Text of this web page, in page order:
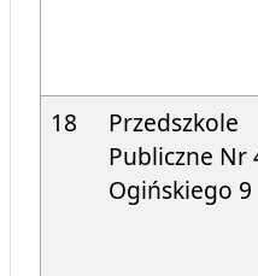
18
Przedszkole
Publiczne Nr
Ogińskiego 9